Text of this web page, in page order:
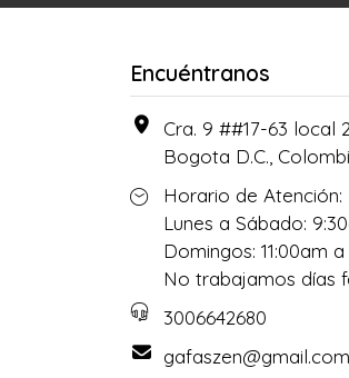
Encuéntranos
Cra. 9 ##17-63 local
Bogota D.C.,
Horario de Atención:
Lunes a Sábado:
Domingos: 11:00am
No trabajamos días
3006642680
gafaszen@gmail.com